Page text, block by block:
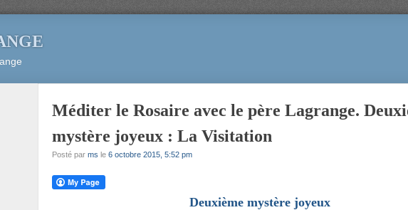
Méditer le Rosaire avec le père Lagrange.
mystère joyeux : La Visitation
Posté par ms le 6 octobre 2015, 5:52 pm
Deuxième mystère joyeux